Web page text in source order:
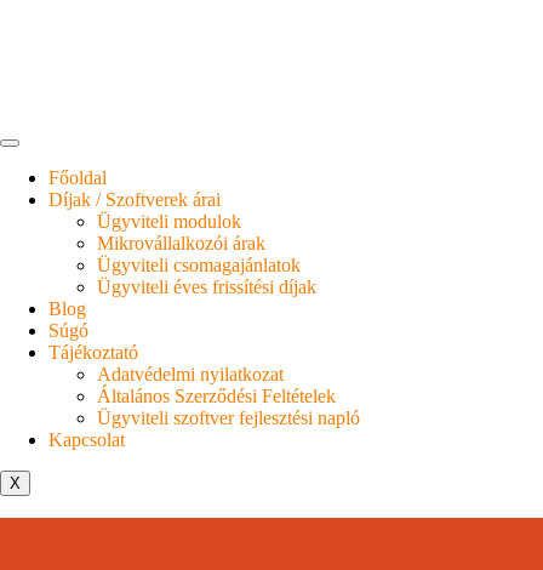
Főoldal
Díjak / Szoftverek árai
Ügyviteli modulok
Mikrovállalkozói árak
Ügyviteli csomagajánlatok
Ügyviteli éves frissítési díjak
Blog
Súgó
Tájékoztató
Adatvédelmi nyilatkozat
Általános Szerződési Feltételek
Ügyviteli szoftver fejlesztési napló
Kapcsolat
X